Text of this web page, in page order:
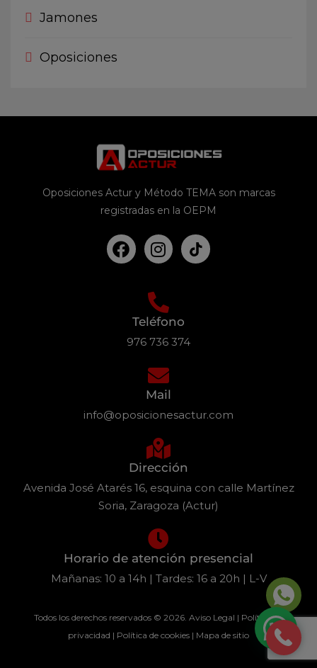
Jamones
Oposiciones
Oposiciones Actur y Método TEMA son marcas
registradas en la OEPM
Teléfono
976 736 374
Mail
info@oposicionesactur.com
Dirección
Avenida José Atarés 16, esquina con calle Martínez
Soria, Zaragoza (Actur)
Horario de atención presencial
Mañanas: 10 a 14h | Tardes: 16 a 20h | L-V
Todos los derechos reservados © 2026. Aviso Legal | Política de
privacidad | Política de cookies | Mapa de sitio